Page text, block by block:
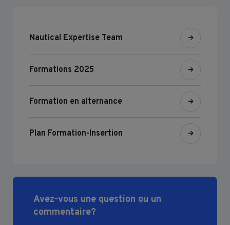
Nautical Expertise Team
Formations 2025
Formation en alternance
Plan Formation-Insertion
Avez-vous une question ou un
commentaire?